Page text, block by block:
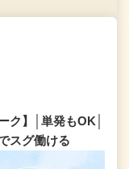
ク】│単発もOK│
スグ働ける